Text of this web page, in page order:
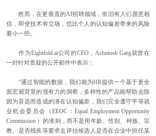
然而，在更垂直的AI招聘领域，依旧有人们愿意相
信，即使技术有立场，也比个人的认知偏差带来的风险
要小一些。
作为Eightfold.ai公司的CEO，Ashutosh Garg就曾在
一封针对质疑的公开邮件中表示：
“通过智能的数据，我们能为HR提供一个基于更全
面宏观背景的强有力的洞察，多样性的产品能帮助去除
因为盲选而造成的潜在认知偏差，我们完全遵守平等就
业机会委员会（EEOC：Equal Employment Opportunity
Commission ）的准则，而不是用年龄、性别、种族、宗
教、是否残疾等要求去评估候选人是否在企业中担任某